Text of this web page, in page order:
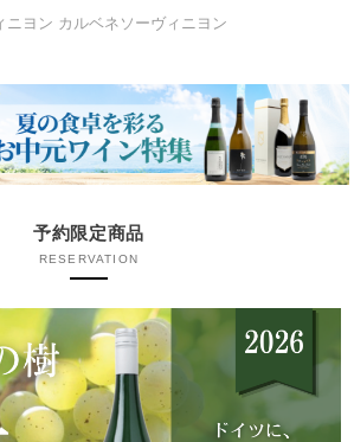
ニヨン カルベネソーヴィニヨン
予約限定商品
RESERVATION